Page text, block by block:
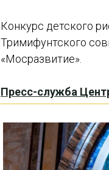
Конкурс детского
Тримифунтского
«Мосразвитие».
Пресс-служба